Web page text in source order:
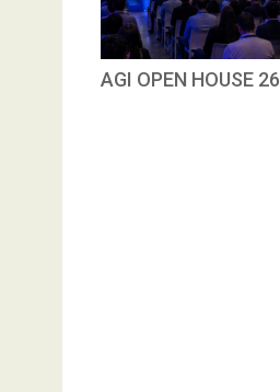
AGI OPEN HOUSE 26